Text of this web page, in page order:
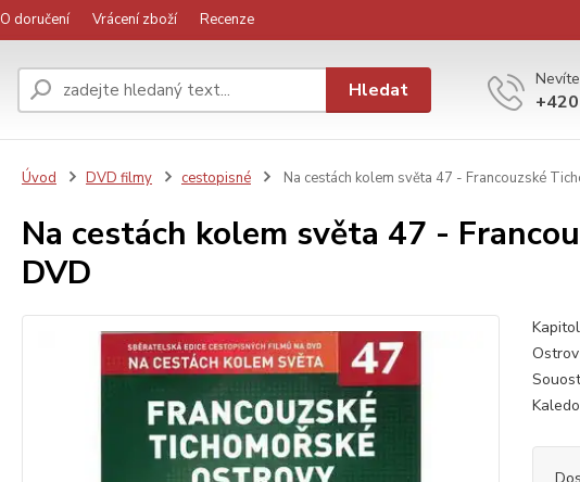
O doručení Vrácení zboží Recenze
Hledat
Úvod DVD filmy cestopisné Na cestách kolem světa 47 - Francouzské
Na cestách kolem světa 47 -
DVD